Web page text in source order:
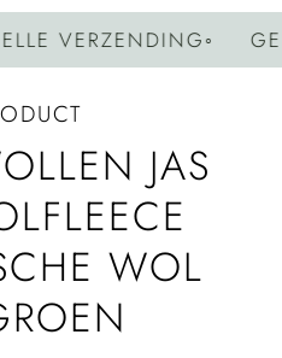
VERZENDING◦ GEEN
JAS
WOL